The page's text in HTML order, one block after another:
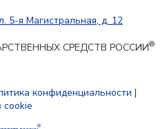
5-я Магистральная, д. 12
СРЕДСТВ РОССИИ®
конфиденциальности |
cookie